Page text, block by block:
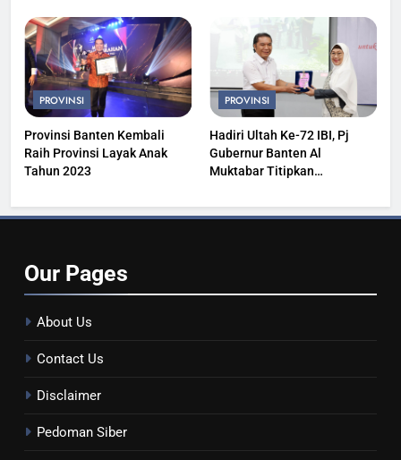
PROVINSI
Provinsi Banten Kembali
Raih Provinsi Layak Anak
Tahun 2023
PROVINSI
Hadiri Ultah Ke-72 IBI, Pj
Gubernur Banten Al
Muktabar Titipkan
Our Pages
About Us
Contact Us
Disclaimer
Pedoman Siber